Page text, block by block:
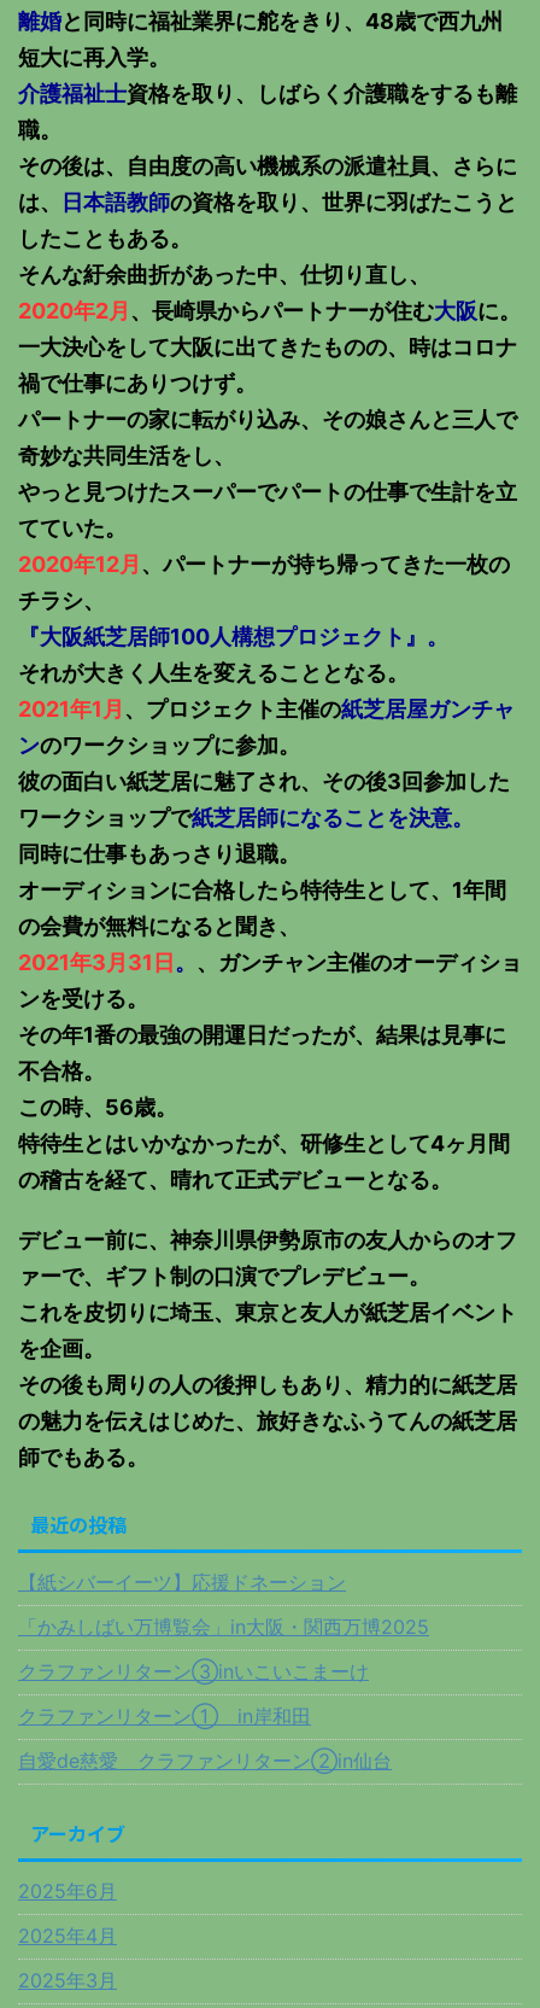
離婚と同時に福祉業界に舵をきり、48歳で西九州
短大に再入学。
介護福祉士資格を取り、しばらく介護職をするも離
職。
その後は、自由度の高い機械系の派遣社員、さらに
は、
日本語教師の資格を取り、世界に羽ばたこうと
したこともある。
そんな紆余曲折があった中、仕切り直し、
2020年2月 、長崎県からパートナーが住む大阪に。
一大決心をして大阪に出てきたものの、時はコロナ
禍で仕事にありつけず。
パートナーの家に転がり込み、その娘さんと三人で
奇妙な共同生活をし、
やっと見つけたスーパーでパートの仕事で生計を立
てていた。
2020年12月 、パートナーが持ち帰ってきた一枚の
チラシ、
『大阪紙芝居師100人構想プロジェクト』。
それが大きく人生を変えることとなる。
2021年1月 、プロジェクト主催の紙芝居屋ガンチャ
ンのワークショップに参加。
彼の面白い紙芝居に魅了され、その後3回参加した
ワークショップで紙芝居師になることを決意。
同時に仕事もあっさり退職。
オーディションに合格したら特待生として、1年間
の会費が無料になると聞き、
2021年3月31日 。 、ガンチャン主催のオーディショ
ンを受ける。
その年1番の最強の開運日だったが、結果は見事に
不合格。
この時、56歳。
特待生とはいかなかったが、研修生として4ヶ月間
の稽古を経て、晴れて正式デビューとなる。
デビュー前に、神奈川県伊勢原市の友人からのオフ
ァーで、ギフト制の口演でプレデビュー。
これを皮切りに埼玉、東京と友人が紙芝居イベント
を企画。
その後も周りの人の後押しもあり、精力的に紙芝居
の魅力を伝えはじめた、旅好きなふうてんの紙芝居
師でもある。
最近の投稿
【紙シバーイーツ】応援ドネーション
「かみしばい万博覧会」in大阪・関西万博2025
クラファンリターン③inいこいこまーけ
クラファンリターン① in岸和田
自愛de慈愛 クラファンリターン②in仙台
アーカイブ
2025年6月
2025年4月
2025年3月